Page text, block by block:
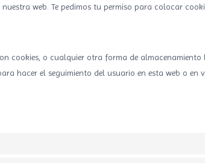
web. Te pedimos tu permiso para colocar
cookies, o cualquier otra forma de
hacer el seguimiento del usuario en esta web o en